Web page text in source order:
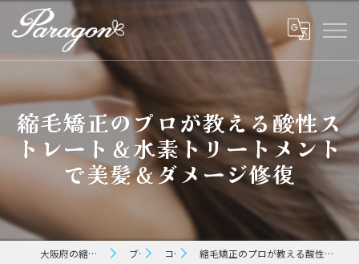
縮毛矯正のプロが教える酸性ス
トレート＆水素トリートメント
で美髪＆ダメージ修復
大阪府の縮毛矯正ならパラゴン ヘアー ブログ コラム 縮毛矯正のプロが教える酸性ストレート＆水素トリートメントで美髪＆ダメージ修復